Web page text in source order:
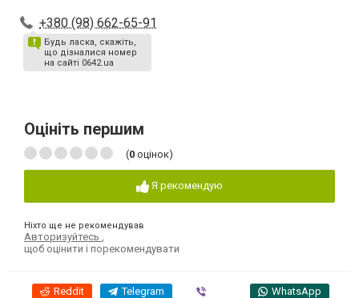
+380 (98) 662-65-91
Будь ласка, скажіть,
що дізналися номер
на сайті 0642.ua
Оцініть першим
(0 оцінок)
Я рекомендую
Ніхто ще не рекомендував
Авторизуйтесь
щоб оцінити і порекомендувати
Reddit Telegram WhatsApp